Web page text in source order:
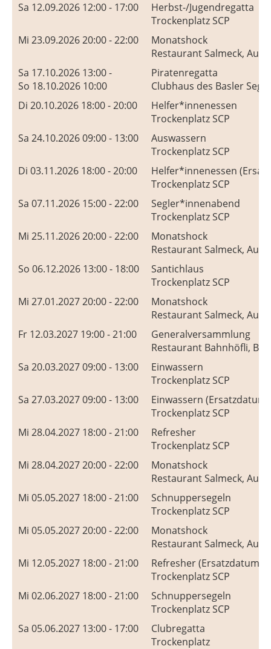
Sa 12.09.2026 12:00 - 17:00
Herbst-/Jugendregatta
Trockenplatz SCP
Mi 23.09.2026 20:00 - 22:00
Monatshock
Restaurant Salmeck,
Sa 17.10.2026 13:00 -
So 18.10.2026 10:00
Piratenregatta
Clubhaus des Basler
Di 20.10.2026 18:00 - 20:00
Helfer*innenessen
Trockenplatz SCP
Sa 24.10.2026 09:00 - 13:00
Auswassern
Trockenplatz SCP
Di 03.11.2026 18:00 - 20:00
Helfer*innenessen
Trockenplatz SCP
Sa 07.11.2026 15:00 - 22:00
Segler*innenabend
Trockenplatz SCP
Mi 25.11.2026 20:00 - 22:00
Monatshock
Restaurant Salmeck,
So 06.12.2026 13:00 - 18:00
Santichlaus
Trockenplatz SCP
Mi 27.01.2027 20:00 - 22:00
Monatshock
Restaurant Salmeck,
Fr 12.03.2027 19:00 - 21:00
Generalversammlung
Restaurant Bahnhöfli,
Sa 20.03.2027 09:00 - 13:00
Einwassern
Trockenplatz SCP
Sa 27.03.2027 09:00 - 13:00
Einwassern (Ersatzdatum)
Trockenplatz SCP
Mi 28.04.2027 18:00 - 21:00
Refresher
Trockenplatz SCP
Mi 28.04.2027 20:00 - 22:00
Monatshock
Restaurant Salmeck,
Mi 05.05.2027 18:00 - 21:00
Schnuppersegeln
Trockenplatz SCP
Mi 05.05.2027 20:00 - 22:00
Monatshock
Restaurant Salmeck,
Mi 12.05.2027 18:00 - 21:00
Refresher (Ersatzdatum)
Trockenplatz SCP
Mi 02.06.2027 18:00 - 21:00
Schnuppersegeln
Trockenplatz SCP
Sa 05.06.2027 13:00 - 17:00
Clubregatta
Trockenplatz